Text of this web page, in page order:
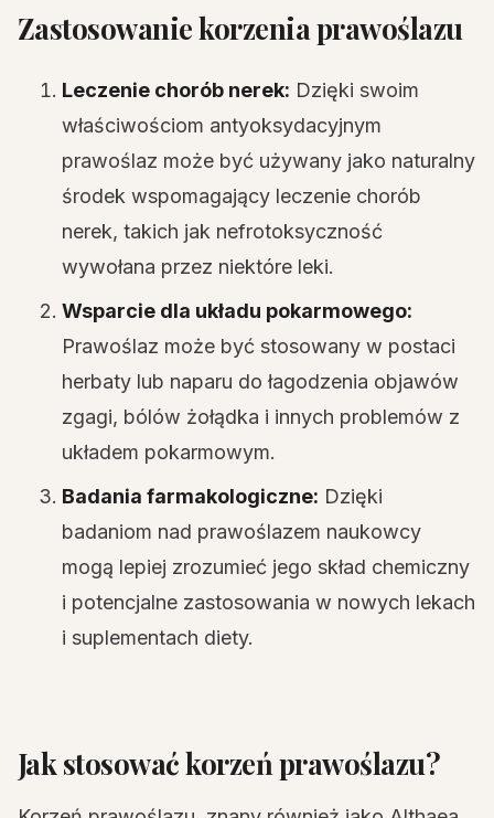
Zastosowanie korzenia prawoślazu
Leczenie chorób nerek: Dzięki swoim
właściwościom antyoksydacyjnym
prawoślaz może być używany jako naturalny
środek wspomagający leczenie chorób
nerek, takich jak nefrotoksyczność
wywołana przez niektóre leki.
Wsparcie dla układu pokarmowego:
Prawoślaz może być stosowany w postaci
herbaty lub naparu do łagodzenia objawów
zgagi, bólów żołądka i innych problemów z
układem pokarmowym.
Badania farmakologiczne: Dzięki
badaniom nad prawoślazem naukowcy
mogą lepiej zrozumieć jego skład chemiczny
i potencjalne zastosowania w nowych lekach
i suplementach diety.
Jak stosować korzeń prawoślazu?